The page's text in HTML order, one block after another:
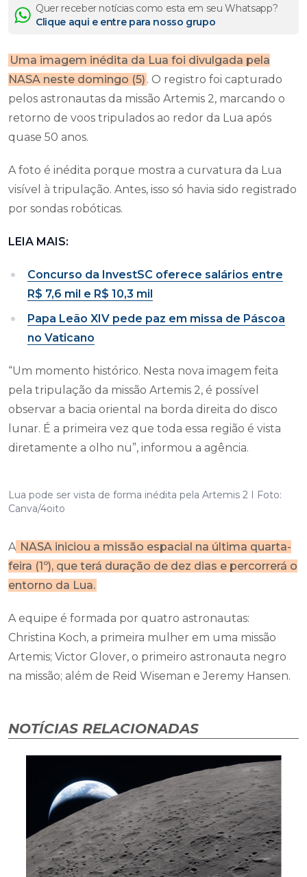
Quer receber notícias como esta em seu Whatsapp?
Clique aqui e entre para nosso grupo
Uma imagem inédita da Lua foi divulgada pela
NASA neste domingo (5) . O registro foi capturado
pelos astronautas da missão Artemis 2, marcando o
retorno de voos tripulados ao redor da Lua após
quase 50 anos.
A foto é inédita porque mostra a curvatura da Lua
visível à tripulação. Antes, isso só havia sido registrado
por sondas robóticas.
LEIA MAIS:
Concurso da InvestSC oferece salários entre
R$ 7,6 mil e R$ 10,3 mil
Papa Leão XIV pede paz em missa de Páscoa
no Vaticano
“Um momento histórico. Nesta nova imagem feita
pela tripulação da missão Artemis 2, é possível
observar a bacia oriental na borda direita do disco
lunar. É a primeira vez que toda essa região é vista
diretamente a olho nu”, informou a agência.
Lua pode ser vista de forma inédita pela Artemis 2 I Foto:
Canva/4oito
A NASA iniciou a missão espacial na última quarta-
feira (1º), que terá duração de dez dias e percorrerá o
entorno da Lua.
A equipe é formada por quatro astronautas:
Christina Koch, a primeira mulher em uma missão
Artemis; Victor Glover, o primeiro astronauta negro
na missão; além de Reid Wiseman e Jeremy Hansen.
NOTÍCIAS RELACIONADAS